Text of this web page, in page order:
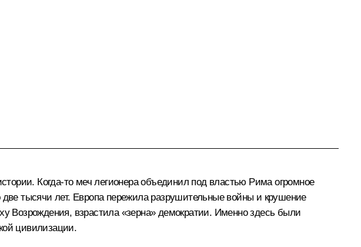
Когда‑то меч легионера объединил под властью Рима огромное
тысячи лет. Европа пережила разрушительные войны и крушение
Возрождения, взрастила «зерна» демократии. Именно здесь были
цивилизации.